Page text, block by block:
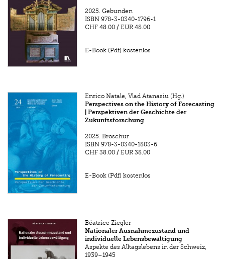
2025. Gebunden
ISBN 978-3-0340-1796-1
CHF 48.00 /EUR 48.00
E-Book (Pdf) kostenlos
Enrico Natale, Vlad Atanasiu (Hg.)
Perspectives on the History of Forecasting
| Perspektiven der Geschichte der
Zukunftsforschung
2025. Broschur
ISBN 978-3-0340-1803-6
CHF 38.00 /EUR 38.00
E-Book (Pdf) kostenlos
Béatrice Ziegler
Nationaler Ausnahmezustand und
individuelle Lebensbewältigung
Aspekte des Alltagslebens in der Schweiz,
1939–1945